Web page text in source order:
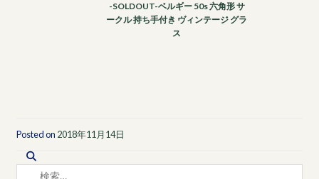
-SOLDOUT-ベルギー 50s 六角形 サ
ークル 持ち手付き ヴィンテージ グラ
ス
Posted on 2018年11月14日